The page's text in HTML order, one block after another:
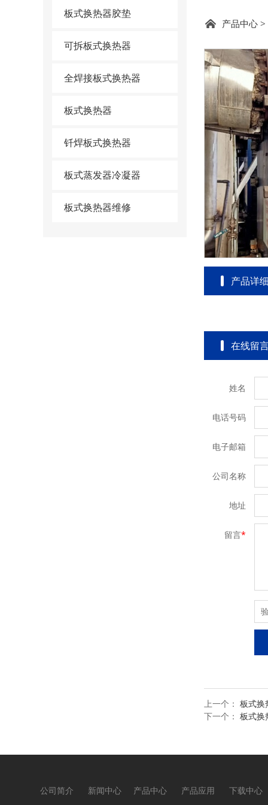
板式换热器胶垫
可拆板式换热器
全焊接板式换热器
板式换热器
钎焊板式换热器
板式蒸发器冷凝器
板式换热器维修
板式
产品中心>
产品详
在线留
姓名
电话号码
电子邮箱
公司名称
地址
留言*
上一个： 板式换
下一个： 板式换
公司简介 新闻中心 产品中心 产品应用 下载中心